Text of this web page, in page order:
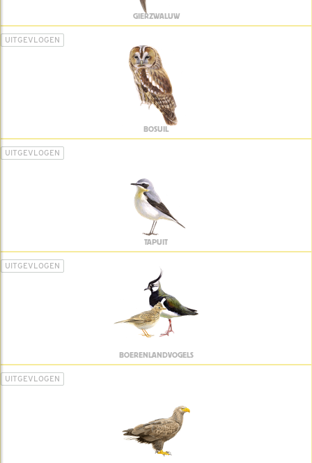
GIERZWALUW
UITGEVLOGEN
BOSUIL
UITGEVLOGEN
TAPUIT
UITGEVLOGEN
BOERENLANDVOGELS
UITGEVLOGEN